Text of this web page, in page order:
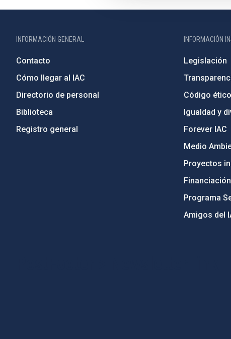
INFORMACIÓN GENERAL
Contacto
Cómo llegar al IAC
Directorio de personal
Biblioteca
Registro general
INFORMACIÓN
Legislación
Código
Igualdad y
Forever IAC
Medio
Proyectos
Programa
Amigos del